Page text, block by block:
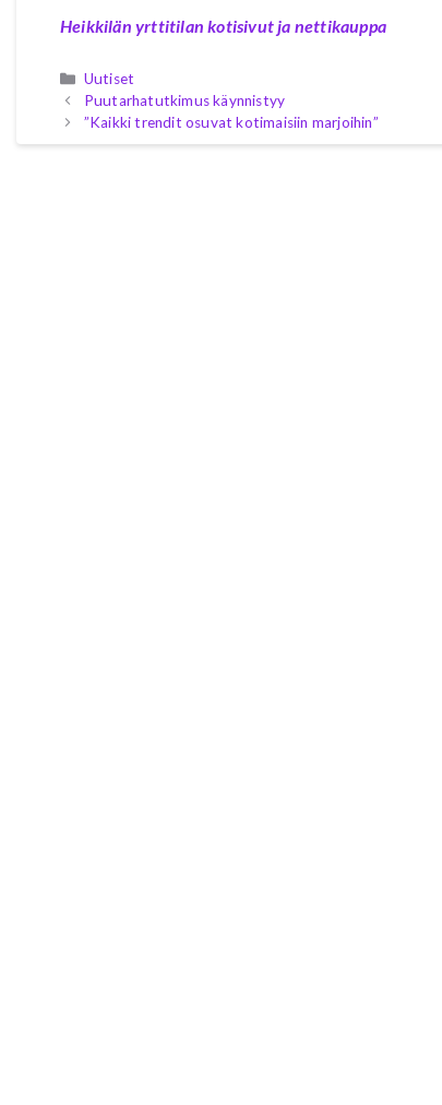
Heikkilän yrttitilan kotisivut ja nettikauppa
Kategoriat
Uutiset
Puutarhatutkimus käynnistyy
”Kaikki trendit osuvat kotimaisiin marjoihin”